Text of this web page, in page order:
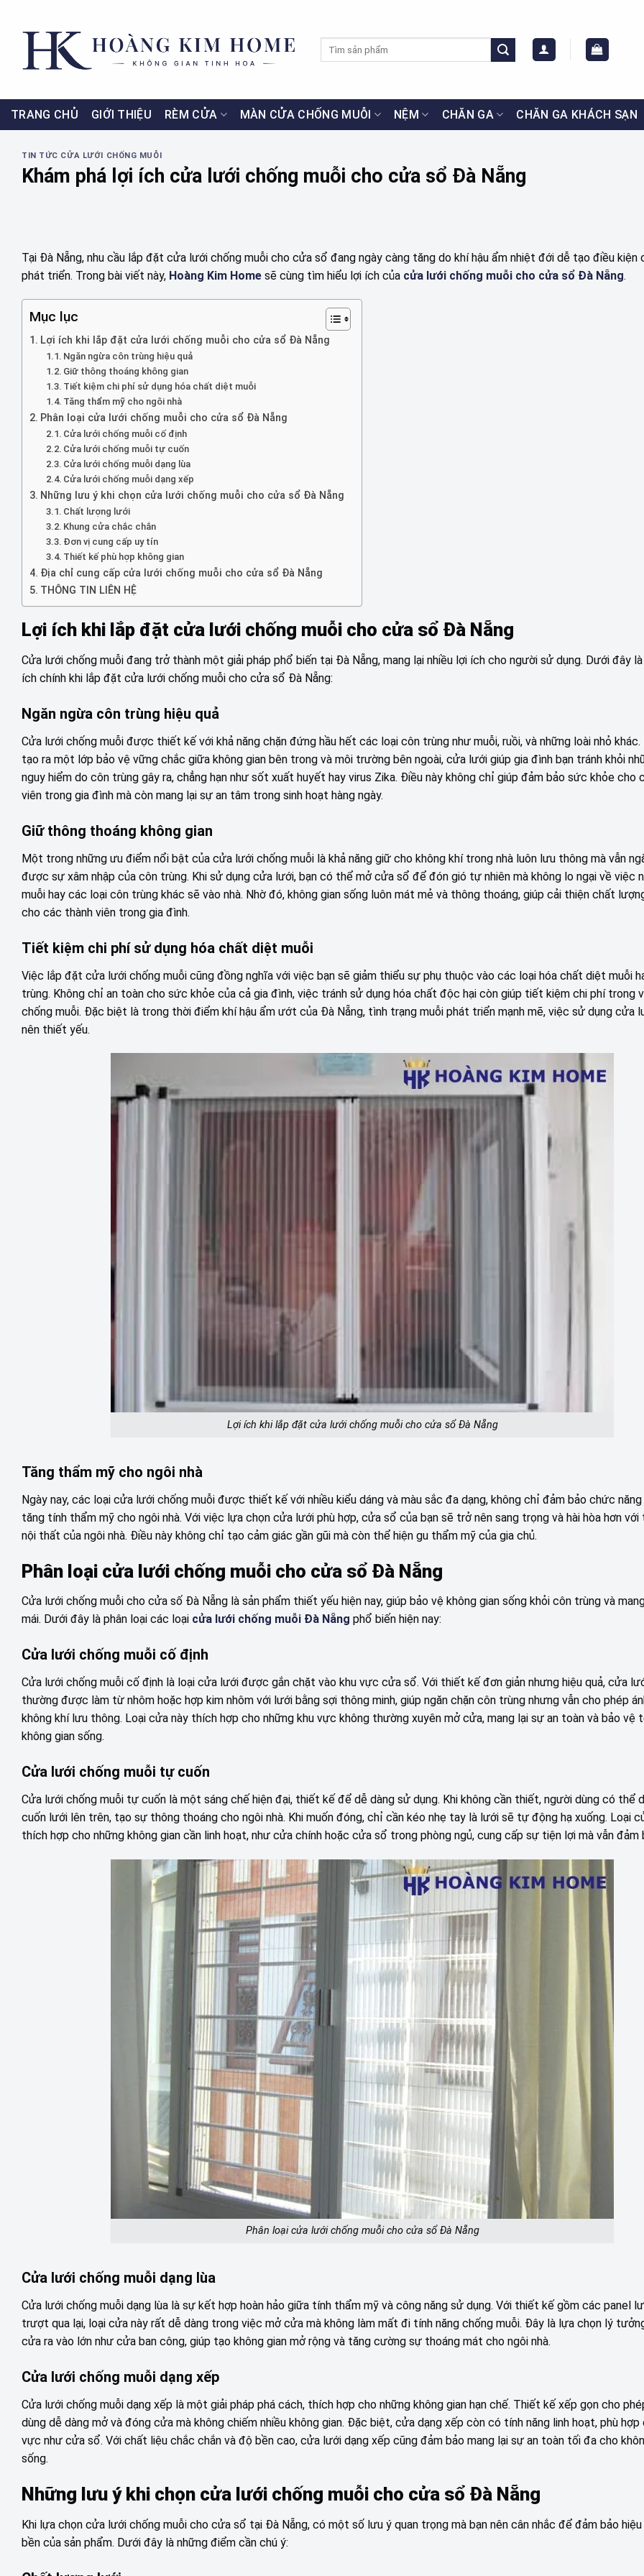
TRANG CHỦ GIỚI THIỆU RÈM CỬA MÀN CỬA CHỐNG MUỖI NỆM CHĂN GA CHĂN GA KHÁCH SẠN
TIN TỨC CỬA LƯỚI CHỐNG MUỖI
Khám phá lợi ích cửa lưới chống muỗi cho cửa sổ Đà Nẵng
Tại Đà Nẵng, nhu cầu lắp đặt cửa lưới chống muỗi cho cửa sổ đang ngày càng tăng do khí hậu ẩm nhiệt đới dễ tạo điều kiện
phát triển. Trong bài viết này, Hoàng Kim Home sẽ cùng tìm hiểu lợi ích của cửa lưới chống muỗi cho cửa sổ Đà Nẵng.
Mục lục
Lợi ích khi lắp đặt cửa lưới chống muỗi cho cửa sổ Đà Nẵng
Ngăn ngừa côn trùng hiệu quả
Giữ thông thoáng không gian
Tiết kiệm chi phí sử dụng hóa chất diệt muỗi
Tăng thẩm mỹ cho ngôi nhà
Phân loại cửa lưới chống muỗi cho cửa sổ Đà Nẵng
Cửa lưới chống muỗi cố định
Cửa lưới chống muỗi tự cuốn
Cửa lưới chống muỗi dạng lùa
Cửa lưới chống muỗi dạng xếp
Những lưu ý khi chọn cửa lưới chống muỗi cho cửa sổ Đà Nẵng
Chất lượng lưới
Khung cửa chắc chắn
Đơn vị cung cấp uy tín
Thiết kế phù hợp không gian
Địa chỉ cung cấp cửa lưới chống muỗi cho cửa sổ Đà Nẵng
THÔNG TIN LIÊN HỆ
Lợi ích khi lắp đặt cửa lưới chống muỗi cho cửa sổ Đà Nẵng
Cửa lưới chống muỗi đang trở thành một giải pháp phổ biến tại Đà Nẵng, mang lại nhiều lợi ích cho người sử dụng. Dưới đây
ích chính khi lắp đặt cửa lưới chống muỗi cho cửa sổ Đà Nẵng:
Ngăn ngừa côn trùng hiệu quả
Cửa lưới chống muỗi được thiết kế với khả năng chặn đứng hầu hết các loại côn trùng như muỗi, ruồi, và những loài nhỏ khác.
tạo ra một lớp bảo vệ vững chắc giữa không gian bên trong và môi trường bên ngoài, cửa lưới giúp gia đình bạn tránh khỏi
nguy hiểm do côn trùng gây ra, chẳng hạn như sốt xuất huyết hay virus Zika. Điều này không chỉ giúp đảm bảo sức khỏe cho
viên trong gia đình mà còn mang lại sự an tâm trong sinh hoạt hàng ngày.
Giữ thông thoáng không gian
Một trong những ưu điểm nổi bật của cửa lưới chống muỗi là khả năng giữ cho không khí trong nhà luôn lưu thông mà vẫn
được sự xâm nhập của côn trùng. Khi sử dụng cửa lưới, bạn có thể mở cửa sổ để đón gió tự nhiên mà không lo ngại về việc
muỗi hay các loại côn trùng khác sẽ vào nhà. Nhờ đó, không gian sống luôn mát mẻ và thông thoáng, giúp cải thiện chất
cho các thành viên trong gia đình.
Tiết kiệm chi phí sử dụng hóa chất diệt muỗi
Việc lắp đặt cửa lưới chống muỗi cũng đồng nghĩa với việc bạn sẽ giảm thiểu sự phụ thuộc vào các loại hóa chất diệt muỗi
trùng. Không chỉ an toàn cho sức khỏe của cả gia đình, việc tránh sử dụng hóa chất độc hại còn giúp tiết kiệm chi phí trong
chống muỗi. Đặc biệt là trong thời điểm khí hậu ẩm ướt của Đà Nẵng, tình trạng muỗi phát triển mạnh mẽ, việc sử dụng cửa
nên thiết yếu.
Lợi ích khi lắp đặt cửa lưới chống muỗi cho cửa sổ Đà Nẵng
Tăng thẩm mỹ cho ngôi nhà
Ngày nay, các loại cửa lưới chống muỗi được thiết kế với nhiều kiểu dáng và màu sắc đa dạng, không chỉ đảm bảo chức
tăng tính thẩm mỹ cho ngôi nhà. Với việc lựa chọn cửa lưới phù hợp, cửa sổ của bạn sẽ trở nên sang trọng và hài hòa hơn
nội thất của ngôi nhà. Điều này không chỉ tạo cảm giác gần gũi mà còn thể hiện gu thẩm mỹ của gia chủ.
Phân loại cửa lưới chống muỗi cho cửa sổ Đà Nẵng
Cửa lưới chống muỗi cho cửa số Đà Nẵng là sản phẩm thiết yếu hiện nay, giúp bảo vệ không gian sống khỏi côn trùng và
mái. Dưới đây là phân loại các loại cửa lưới chống muỗi Đà Nẵng phổ biến hiện nay:
Cửa lưới chống muỗi cố định
Cửa lưới chống muỗi cố định là loại cửa lưới được gắn chặt vào khu vực cửa sổ. Với thiết kế đơn giản nhưng hiệu quả, cửa
thường được làm từ nhôm hoặc hợp kim nhôm với lưới bằng sợi thông minh, giúp ngăn chặn côn trùng nhưng vẫn cho phép
không khí lưu thông. Loại cửa này thích hợp cho những khu vực không thường xuyên mở cửa, mang lại sự an toàn và bảo vệ
không gian sống.
Cửa lưới chống muỗi tự cuốn
Cửa lưới chống muỗi tự cuốn là một sáng chế hiện đại, thiết kế để dễ dàng sử dụng. Khi không cần thiết, người dùng có thể
cuốn lưới lên trên, tạo sự thông thoáng cho ngôi nhà. Khi muốn đóng, chỉ cần kéo nhẹ tay là lưới sẽ tự động hạ xuống. Loại
thích hợp cho những không gian cần linh hoạt, như cửa chính hoặc cửa sổ trong phòng ngủ, cung cấp sự tiện lợi mà vẫn đảm
Phân loại cửa lưới chống muỗi cho cửa sổ Đà Nẵng
Cửa lưới chống muỗi dạng lùa
Cửa lưới chống muỗi dạng lùa là sự kết hợp hoàn hảo giữa tính thẩm mỹ và công năng sử dụng. Với thiết kế gồm các panel
trượt qua lại, loại cửa này rất dễ dàng trong việc mở cửa mà không làm mất đi tính năng chống muỗi. Đây là lựa chọn lý
cửa ra vào lớn như cửa ban công, giúp tạo không gian mở rộng và tăng cường sự thoáng mát cho ngôi nhà.
Cửa lưới chống muỗi dạng xếp
Cửa lưới chống muỗi dạng xếp là một giải pháp phá cách, thích hợp cho những không gian hạn chế. Thiết kế xếp gọn cho
dùng dễ dàng mở và đóng cửa mà không chiếm nhiều không gian. Đặc biệt, cửa dạng xếp còn có tính năng linh hoạt, phù hợp
vực như cửa sổ. Với chất liệu chắc chắn và độ bền cao, cửa lưới dạng xếp cũng đảm bảo mang lại sự an toàn tối đa cho
sống.
Những lưu ý khi chọn cửa lưới chống muỗi cho cửa sổ Đà Nẵng
Khi lựa chọn cửa lưới chống muỗi cho cửa sổ tại Đà Nẵng, có một số lưu ý quan trọng mà bạn nên cân nhắc để đảm bảo
bền của sản phẩm. Dưới đây là những điểm cần chú ý: